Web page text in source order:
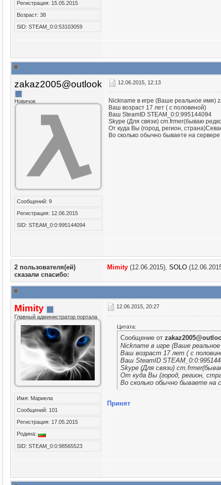
Регистрация: 15.05.2015
Возраст: 38
SID: STEAM_0:0:53103059
zakaz2005@outlook
Новичок
Сообщений: 9
Регистрация: 12.06.2015
SID: STEAM_0:0:995144094
12.06.2015, 12:13
Nickname в игре (Ваше реальное имя)
Ваш возраст 17 лет ( с половиной)
Ваш SteamID STEAM_0:0:995144094
Skype (Для связи) cm.frmer(бываю
От куда Вы (город, регион,
Во сколько обычно бываете на
2 пользователя(ей)
сказали cпасибо:
Mimity (12.06.2015), SOLO
Mimity
Главный администратор портала
Имя: Мариела
Сообщений: 101
Регистрация: 17.05.2015
Родина:
SID: STEAM_0:0:98565523
12.06.2015, 20:27
Цитата:
Сообщение от
Nickname в игре (Ваше
Ваш возраст 17 лет ( с
Ваш SteamID
Skype (Для связи)
От куда Вы (город, регион,
Во сколько обычно бываете на
Принят